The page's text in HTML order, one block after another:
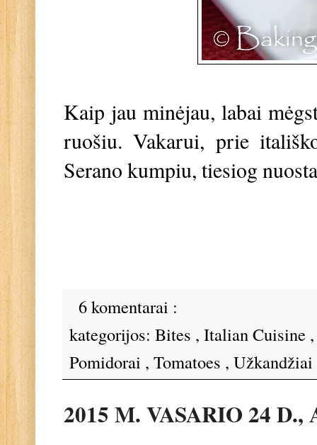
Kaip jau minėjau, labai
ruošiu. Vakarui, prie
Serano kumpiu, tiesiog
6 komentarai :
kategorijos: Bites , Italian Cuisine
Pomidorai , Tomatoes , Užkandžiai
2015 M. VASARIO 24